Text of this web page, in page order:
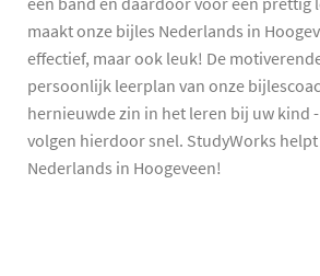
maakt onze bijles Nederlands in
effectief, maar ook leuk! De
persoonlijk leerplan van onze
hernieuwde zin in het leren bij uw kind
volgen hierdoor snel. StudyWorks
Nederlands in Hoogeveen!